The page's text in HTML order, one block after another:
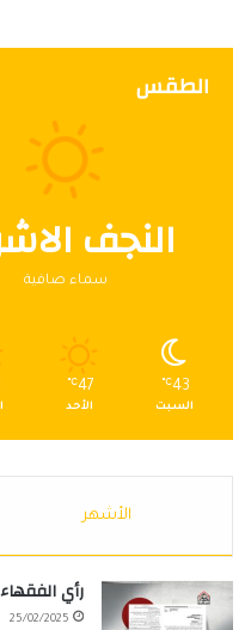
الطقس
النجف
سماء صافية
43
℃
السبت
47
℃
الأحد
الأشهر
رأي
25/02/2025